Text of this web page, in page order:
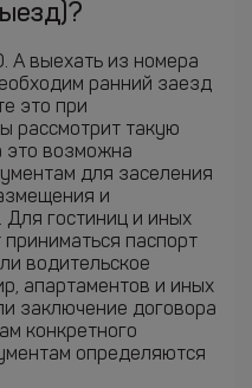
А выехать из номера
ранний заезд
это при
рассмотрит такую
это возможна
для заселения
и
гостиниц и иных
паспорт
водительское
апартаментов и иных
заключение договора
конкретного
определяются